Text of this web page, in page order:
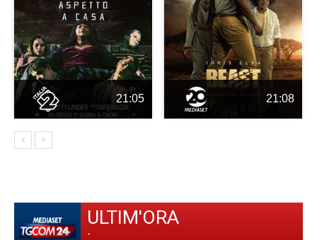
21:05 21:08
ULTIM'ORA
-